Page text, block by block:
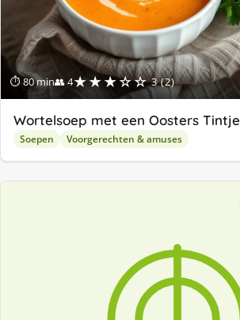
⏱ 80 min👥 4★★★☆☆ 3 (2)
Wortelsoep met een Oosters Tintje
Soepen Voorgerechten & amuses